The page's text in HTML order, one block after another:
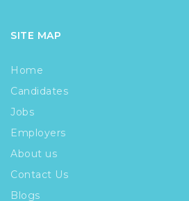
SITE MAP
Home
Candidates
Jobs
Employers
About us
Contact Us
Blogs